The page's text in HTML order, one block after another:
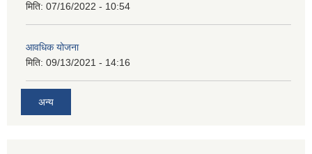
मिति: 07/16/2022 - 10:54
आवधिक योजना
मिति: 09/13/2021 - 14:16
अन्य